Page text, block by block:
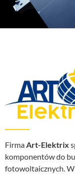
FirmaArt-Elektrix
komponentów do
fotowoltaicznych.